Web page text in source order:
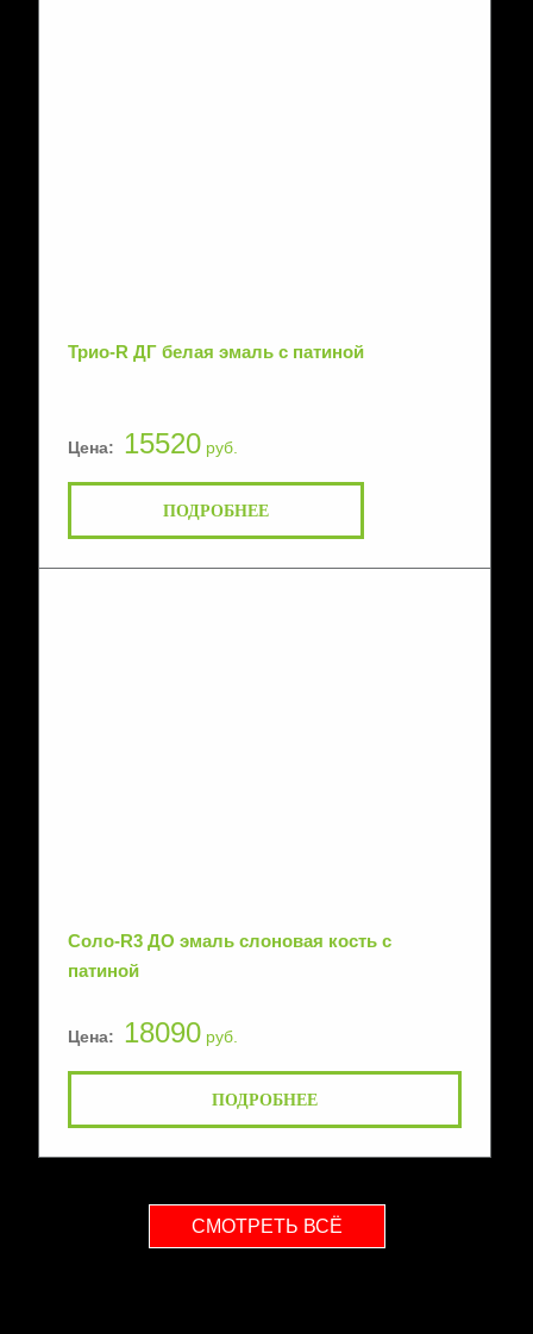
Трио-R ДГ белая эмаль с патиной
Цена: 15520руб.
ПОДРОБНЕЕ
Соло-R3 ДО эмаль слоновая кость с
патиной
Цена: 18090руб.
ПОДРОБНЕЕ
СМОТРЕТЬ ВСЁ